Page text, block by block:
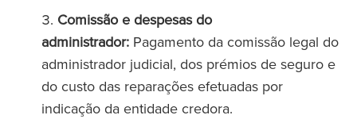
Comissão e despesas do
administrador: Pagamento da comissão legal do
administrador judicial, dos prémios de seguro e
do custo das reparações efetuadas por
indicação da entidade credora.